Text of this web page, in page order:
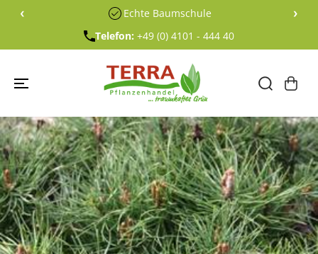
EN SIE ZU
‹ Echte Baumschule ›
Telefon: +49 (0) 4101 - 444 40